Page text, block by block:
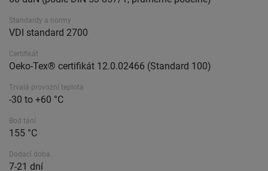
Standardy a normy
VDI standard 2700
Certifikát
Oeko-Tex® certifikát 12.0.02466 (Standard 100)
Trvalá provozní teplota
-30 to +60 °C
Bod tání
155 °C
Dodací doba.
7-21 dní